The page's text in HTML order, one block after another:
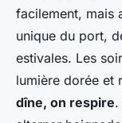
facilement, mais
unique du port,
estivales. Les
lumière dorée et
dîne, on respire.